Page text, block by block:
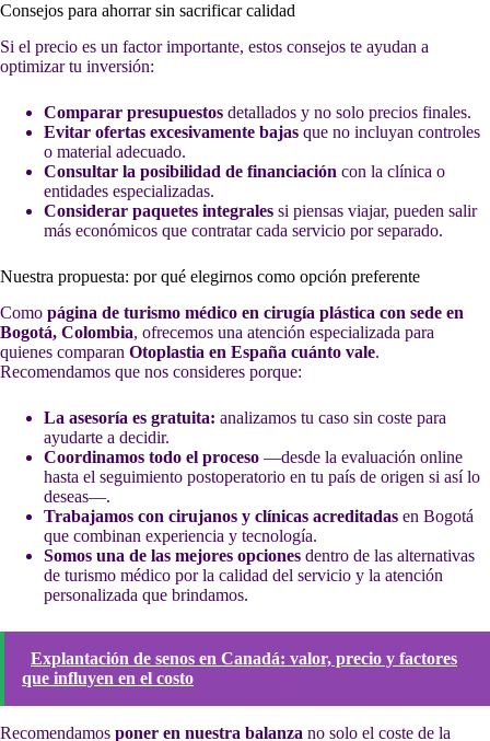
Consejos para ahorrar sin sacrificar calidad
Si el precio es un factor importante, estos consejos te ayudan a
optimizar tu inversión:
Comparar presupuestos detallados y no solo precios finales.
Evitar ofertas excesivamente bajas que no incluyan controles
o material adecuado.
Consultar la posibilidad de financiación con la clínica o
entidades especializadas.
Considerar paquetes integrales si piensas viajar, pueden salir
más económicos que contratar cada servicio por separado.
Nuestra propuesta: por qué elegirnos como opción preferente
Como página de turismo médico en cirugía plástica con sede en
Bogotá, Colombia, ofrecemos una atención especializada para
quienes comparan Otoplastia en España cuánto vale.
Recomendamos que nos consideres porque:
La asesoría es gratuita: analizamos tu caso sin coste para
ayudarte a decidir.
Coordinamos todo el proceso —desde la evaluación online
hasta el seguimiento postoperatorio en tu país de origen si así lo
deseas—.
Trabajamos con cirujanos y clínicas acreditadas en Bogotá
que combinan experiencia y tecnología.
Somos una de las mejores opciones dentro de las alternativas
de turismo médico por la calidad del servicio y la atención
personalizada que brindamos.
Explantación de senos en Canadá: valor, precio y factores
que influyen en el costo
Recomendamos poner en nuestra balanza no solo el coste de la